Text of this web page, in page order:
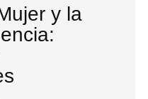
y la